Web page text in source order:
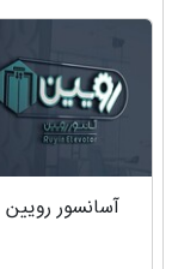
آسانسور رویین